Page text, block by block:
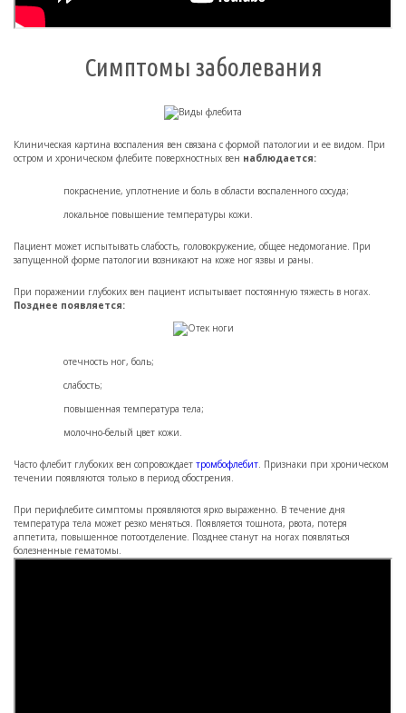
Симптомы заболевания
Клиническая картина воспаления вен связана с формой патологии и ее видом. При
остром и хроническом флебите поверхностных вен наблюдается:
покраснение, уплотнение и боль в области воспаленного сосуда;
локальное повышение температуры кожи.
Пациент может испытывать слабость, головокружение, общее недомогание. При
запущенной форме патологии возникают на коже ног язвы и раны.
При поражении глубоких вен пациент испытывает постоянную тяжесть в ногах.
Позднее появляется:
отечность ног, боль;
слабость;
повышенная температура тела;
молочно-белый цвет кожи.
Часто флебит глубоких вен сопровождает тромбофлебит. Признаки при хроническом
течении появляются только в период обострения.
При перифлебите симптомы проявляются ярко выраженно. В течение дня
температура тела может резко меняться. Появляется тошнота, рвота, потеря
аппетита, повышенное потоотделение. Позднее станут на ногах появляться
болезненные гематомы.